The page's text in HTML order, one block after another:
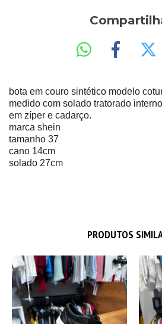
bota em couro sintético modelo
medido com solado tratorado
em zíper e cadarço.
marca shein
tamanho 37
cano 14cm
solado 27cm
PRODUTOS